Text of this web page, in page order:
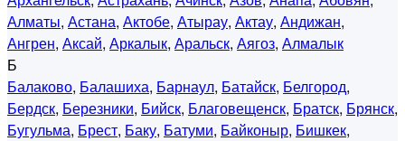
Алматы, Астана, Актобе, Атырау, Актау, Андижан,
Ангрен, Аксай, Аркалык, Аральск, Аягоз, Алмалык
Б
Балаково, Балашиха, Барнаул, Батайск, Белгород,
Бердск, Березники, Бийск, Благовещенск, Братск, Брянск,
Бугульма, Брест, Баку, Батуми, Байконыр, Бишкек,